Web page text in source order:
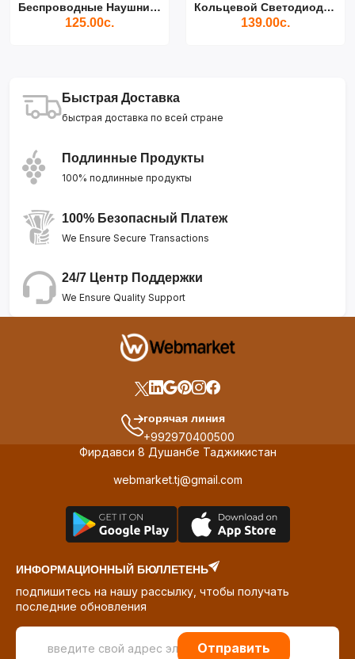
Беспроводные Наушники Air...
125.00с.
Кольцевой Светодиодный Св...
139.00с.
Быстрая Доставка
быстрая доставка по всей стране
Подлинные Продукты
100% подлинные продукты
100% Безопасный Платеж
We Ensure Secure Transactions
24/7 Центр Поддержки
We Ensure Quality Support
горячая линия
+992970400500
Фирдавси 8 Душанбе Таджикистан
webmarket.tj@gmail.com
ИНФОРМАЦИОННЫЙ БЮЛЛЕТЕНЬ
подпишитесь на нашу рассылку, чтобы получать
последние обновления
Отправить